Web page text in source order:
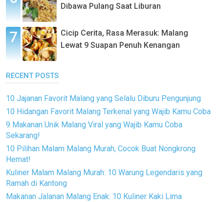
Dibawa Pulang Saat Liburan
Cicip Cerita, Rasa Merasuk: Malang
Lewat 9 Suapan Penuh Kenangan
RECENT POSTS
10 Jajanan Favorit Malang yang Selalu Diburu Pengunjung
10 Hidangan Favorit Malang Terkenal yang Wajib Kamu Coba
9 Makanan Unik Malang Viral yang Wajib Kamu Coba
Sekarang!
10 Pilihan Malam Malang Murah, Cocok Buat Nongkrong
Hemat!
Kuliner Malam Malang Murah: 10 Warung Legendaris yang
Ramah di Kantong
Makanan Jalanan Malang Enak: 10 Kuliner Kaki Lima